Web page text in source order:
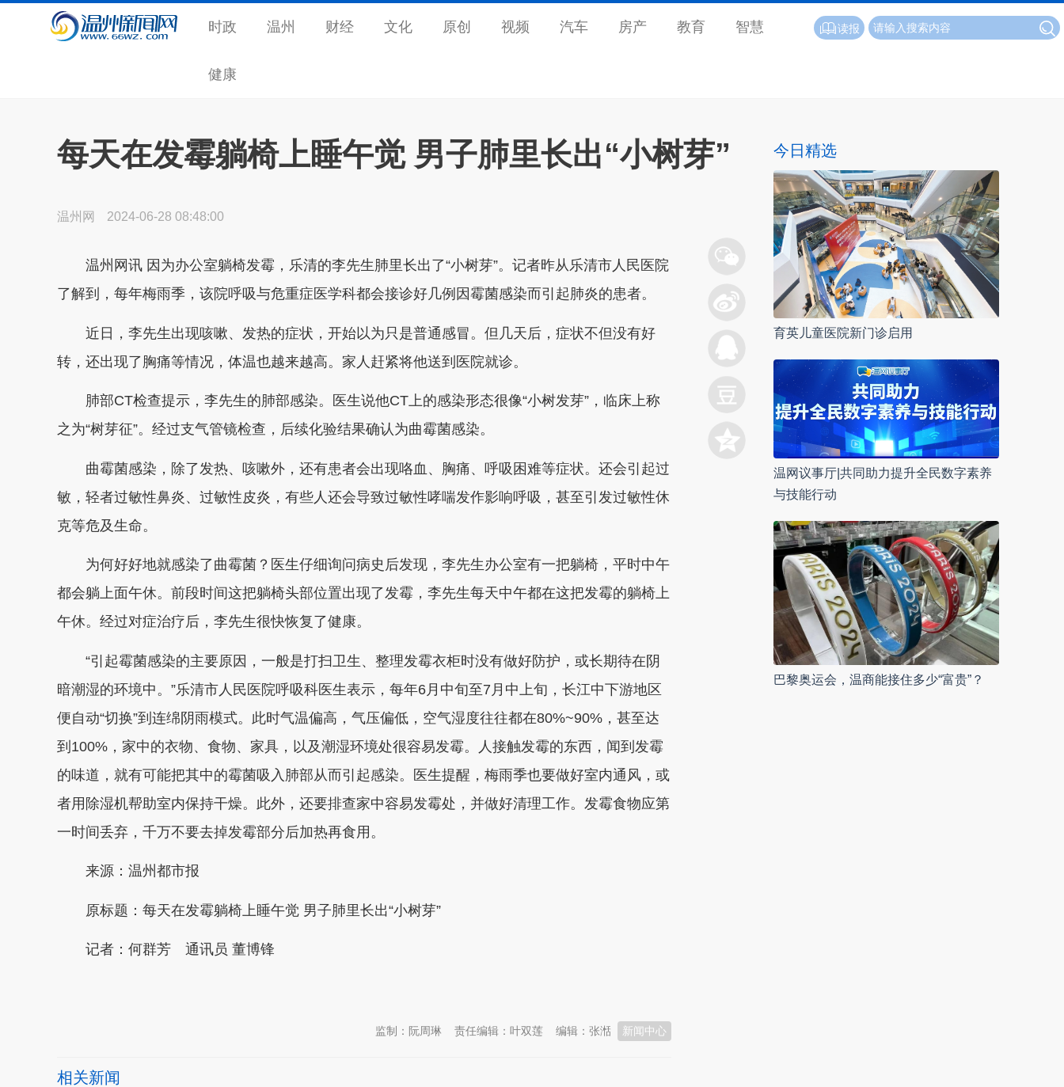
时政 温州 财经 文化 原创 视频 汽车 房产 教育 智慧
健康
读报
每天在发霉躺椅上睡午觉 男子肺里长出“小树芽”
温州网 2024-06-28 08:48:00
温州网讯 因为办公室躺椅发霉，乐清的李先生肺里长出了“小树芽”。记者昨从乐清市人民医院
了解到，每年梅雨季，该院呼吸与危重症医学科都会接诊好几例因霉菌感染而引起肺炎的患者。
近日，李先生出现咳嗽、发热的症状，开始以为只是普通感冒。但几天后，症状不但没有好
转，还出现了胸痛等情况，体温也越来越高。家人赶紧将他送到医院就诊。
肺部CT检查提示，李先生的肺部感染。医生说他CT上的感染形态很像“小树发芽”，临床上称
之为“树芽征”。经过支气管镜检查，后续化验结果确认为曲霉菌感染。
曲霉菌感染，除了发热、咳嗽外，还有患者会出现咯血、胸痛、呼吸困难等症状。还会引起过
敏，轻者过敏性鼻炎、过敏性皮炎，有些人还会导致过敏性哮喘发作影响呼吸，甚至引发过敏性休
克等危及生命。
为何好好地就感染了曲霉菌？医生仔细询问病史后发现，李先生办公室有一把躺椅，平时中午
都会躺上面午休。前段时间这把躺椅头部位置出现了发霉，李先生每天中午都在这把发霉的躺椅上
午休。经过对症治疗后，李先生很快恢复了健康。
“引起霉菌感染的主要原因，一般是打扫卫生、整理发霉衣柜时没有做好防护，或长期待在阴
暗潮湿的环境中。”乐清市人民医院呼吸科医生表示，每年6月中旬至7月中上旬，长江中下游地区
便自动“切换”到连绵阴雨模式。此时气温偏高，气压偏低，空气湿度往往都在80%~90%，甚至达
到100%，家中的衣物、食物、家具，以及潮湿环境处很容易发霉。人接触发霉的东西，闻到发霉
的味道，就有可能把其中的霉菌吸入肺部从而引起感染。医生提醒，梅雨季也要做好室内通风，或
者用除湿机帮助室内保持干燥。此外，还要排查家中容易发霉处，并做好清理工作。发霉食物应第
一时间丢弃，千万不要去掉发霉部分后加热再食用。
来源：温州都市报
原标题： 每天在发霉躺椅上睡午觉 男子肺里长出“小树芽”
记者：何群芳 通讯员 董博锋
新闻中心
编辑：张湉
责任编辑：叶双莲
监制：阮周琳
相关新闻
今日精选
育英儿童医院新门诊启用
温网议事厅|共同助力提升全民数字素养
与技能行动
巴黎奥运会，温商能接住多少“富贵”？